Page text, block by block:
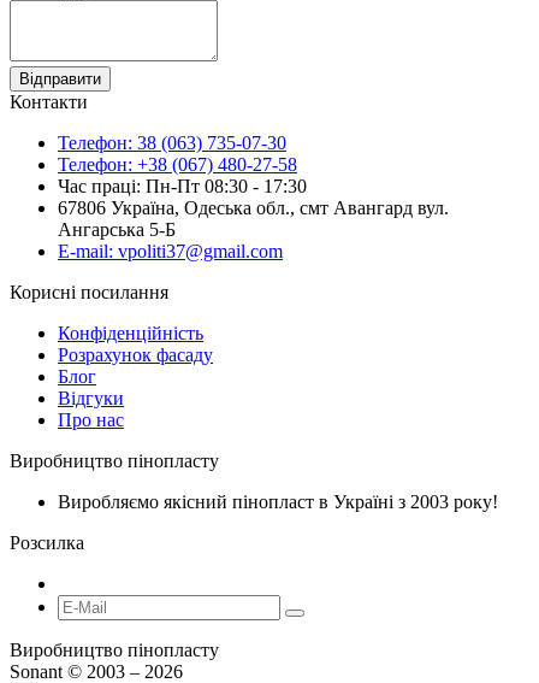
Відправити
Контакти
Телефон: 38 (063) 735-07-30
Телефон: +38 (067) 480-27-58
Час праці: Пн-Пт 08:30 - 17:30
67806 Україна, Одеська обл., смт Авангард вул.
Ангарська 5-Б
E-mail: vpoliti37@gmail.com
Корисні посилання
Конфіденційність
Розрахунок фасаду
Блог
Відгуки
Про нас
Виробництво пінопласту
Виробляємо якісний пінопласт в Україні з 2003 року!
Розсилка
Виробництво пінопласту
Sonant © 2003 – 2026